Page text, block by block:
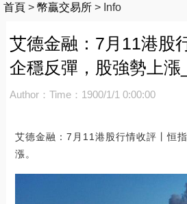
首頁 > 幣贏交易所 > Info
艾德金融：7月11港股
企穩反彈，股強勢上漲
Author： Time：1900/1/1 0:00:00
艾德金融：7月11港股行情收評丨恒
漲。